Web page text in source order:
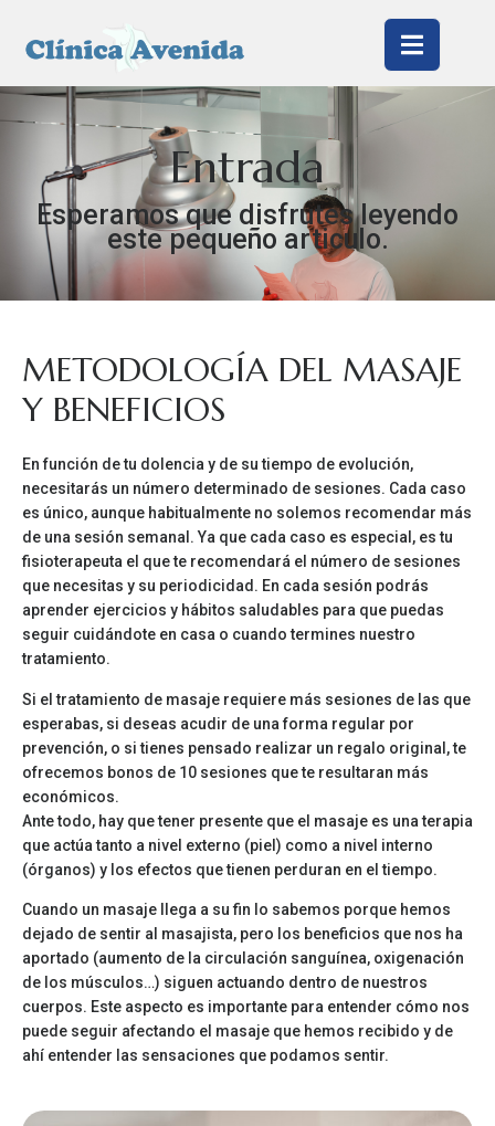
Entrada
Esperamos que disfrutes leyendo
este pequeño articulo.
METODOLOGÍA DEL MASAJE
Y BENEFICIOS
En función de tu dolencia y de su tiempo de evolución,
necesitarás un número determinado de sesiones. Cada caso
es único, aunque habitualmente no solemos recomendar más
de una sesión semanal. Ya que cada caso es especial, es tu
fisioterapeuta el que te recomendará el número de sesiones
que necesitas y su periodicidad. En cada sesión podrás
aprender ejercicios y hábitos saludables para que puedas
seguir cuidándote en casa o cuando termines nuestro
tratamiento.
Si el tratamiento de masaje requiere más sesiones de las que
esperabas, si deseas acudir de una forma regular por
prevención, o si tienes pensado realizar un regalo original, te
ofrecemos bonos de 10 sesiones que te resultaran más
económicos.
Ante todo, hay que tener presente que el masaje es una terapia
que actúa tanto a nivel externo (piel) como a nivel interno
(órganos) y los efectos que tienen perduran en el tiempo.
Cuando un masaje llega a su fin lo sabemos porque hemos
dejado de sentir al masajista, pero los beneficios que nos ha
aportado (aumento de la circulación sanguínea, oxigenación
de los músculos…) siguen actuando dentro de nuestros
cuerpos. Este aspecto es importante para entender cómo nos
puede seguir afectando el masaje que hemos recibido y de
ahí entender las sensaciones que podamos sentir.